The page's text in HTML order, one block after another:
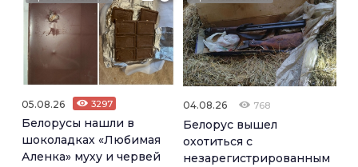
05.08.26 3297
Белорусы нашли в
шоколадках «Любимая
Аленка» муху и червей
04.08.26 768
Белорус вышел
охотиться с
незарегистрированным